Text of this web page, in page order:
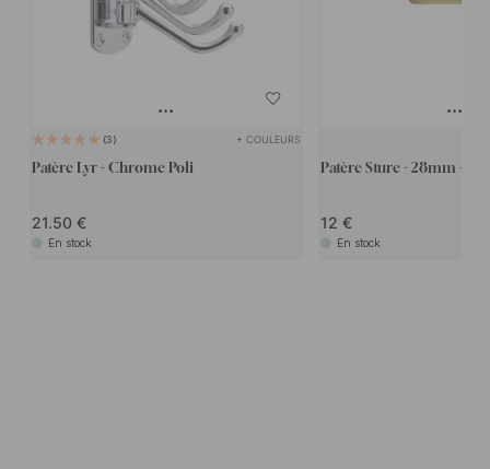
3 + COULEURS
Patère Lyr - Chrome Poli
21.50
En stock
Patère Sture - 28mm -
12
En stock